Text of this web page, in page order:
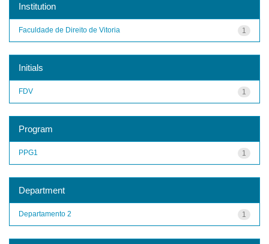
Institution
1
Faculdade de Direito de Vitoria
Initials
1
FDV
Program
1
PPG1
Department
1
Departamento 2